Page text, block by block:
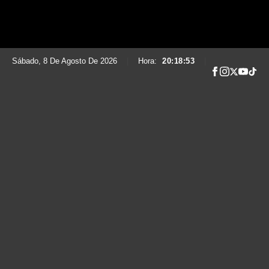
Sábado, 8 De Agosto De 2026 Hora: 20:18:54